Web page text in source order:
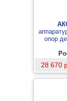
опор
28 670